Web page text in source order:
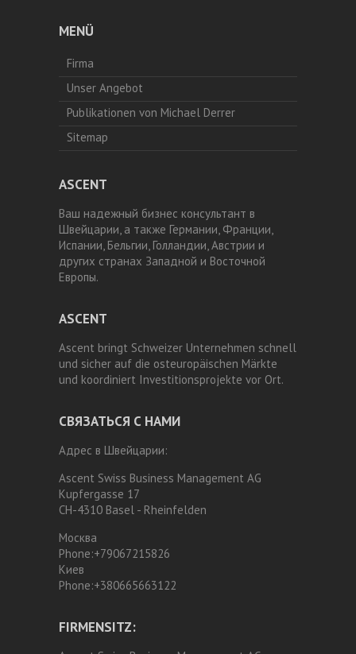
MENÜ
Firma
Unser Angebot
Publikationen von Michael Derrer
Sitemap
ASCENT
Ваш надежный бизнес консультант в
Швейцарии, а также Германии, Франции,
Испании, Бельгии, Голландии, Австрии и
других странах Западной и Восточной
Европы.
ASCENT
Ascent bringt Schweizer Unternehmen schnell
und sicher auf die osteuropäischen Märkte
und koordiniert Investitionsprojekte vor Ort.
СВЯЗАТЬСЯ С НАМИ
Адрес в Швейцарии:
Ascent Swiss Business Management AG
Kupfergasse 17
CH-4310 Basel - Rheinfelden
Москва
Phone:+79067215826
Киев
Phone:+380665663122
FIRMENSITZ: